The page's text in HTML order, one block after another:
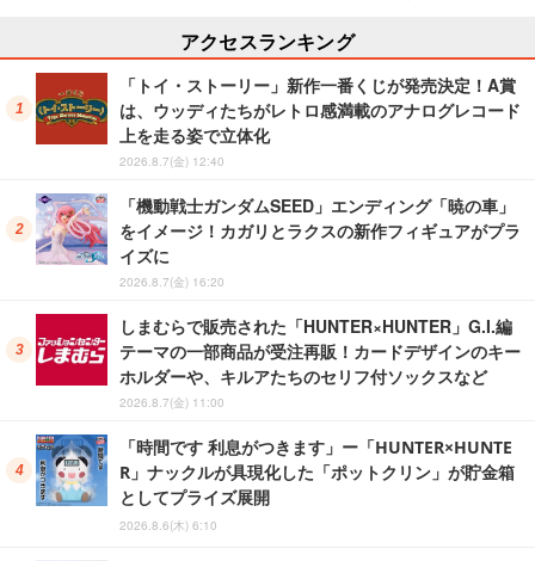
アクセスランキング
「トイ・ストーリー」新作一番くじが発売決定！A賞
は、ウッディたちがレトロ感満載のアナログレコード
上を走る姿で立体化
2026.8.7(金) 12:40
「機動戦士ガンダムSEED」エンディング「暁の車」
をイメージ！カガリとラクスの新作フィギュアがプラ
イズに
2026.8.7(金) 16:20
しまむらで販売された「HUNTER×HUNTER」G.I.編
テーマの一部商品が受注再販！カードデザインのキー
ホルダーや、キルアたちのセリフ付ソックスなど
2026.8.7(金) 11:00
「時間です 利息がつきます」ー「HUNTER×HUNTE
R」ナックルが具現化した「ポットクリン」が貯金箱
としてプライズ展開
2026.8.6(木) 6:10